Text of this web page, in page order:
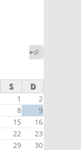
(link is»
external)
S D
1
2
8
9
15
16
22
23
29 30